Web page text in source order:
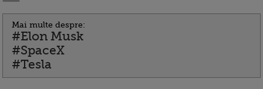
Mai multe despre:
#Elon Musk
#SpaceX
#Tesla